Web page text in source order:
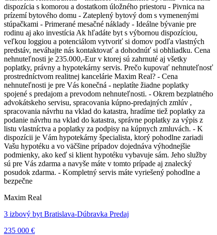
dispozícia s komorou a dostatkom úložného priestoru - Pivnica na
prízemí bytového domu - Zateplený bytový dom s vymenenými
stúpačkami - Primerané mesačné náklady - Ideálne bývanie pre
rodinu aj ako investícia Ak hľadáte byt s výbornou dispozíciou,
veľkou loggiou a potenciálom vytvoriť si domov podľa vlastných
predstáv, neváhajte nás kontaktovať a dohodnúť si obhliadku. Cena
nehnuteľnosti je 235.000,-Eur v ktorej sú zahrnuté aj všetky
poplatky, právny a hypotekárny servis. Prečo kupovať nehnuteľnosť
prostredníctvom realitnej kancelárie Maxim Real? - Cena
nehnuteľnosti je pre Vás konečná - neplatíte žiadne poplatky
spojené s predajom a prevodom nehnuteľnosti. - Okrem bezplatného
advokátskeho servisu, spracovania kúpno-predajných zmlúv ,
spracovania návrhu na vklad do katastra, hradíme tiež poplatky za
podanie návrhu na vklad do katastra, správne poplatky za výpis z
listu vlastníctva a poplatky za podpisy na kúpnych zmluvách. - K
dispozícii je Vám hypotekárny špecialista, ktorý pohodlne zariadi
Vašu hypotéku a vo väčšine prípadov dojednáva výhodnejšie
podmienky, ako keď si klient hypotéku vybavuje sám. Jeho služby
sú pre Vás zdarma a navyše máte v tomto prípade aj znalecký
posudok zdarma. - Kompletný servis máte vyriešený pohodlne a
bezpečne
Maxim Real
3 izbový byt Bratislava-Dúbravka Predaj
235 000 €